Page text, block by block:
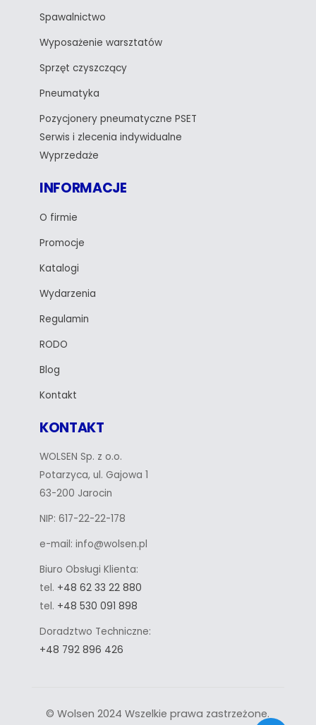
Spawalnictwo
Wyposażenie warsztatów
Sprzęt czyszczący
Pneumatyka
Pozycjonery pneumatyczne PSET
Serwis i zlecenia indywidualne
Wyprzedaże
INFORMACJE
O firmie
Promocje
Katalogi
Wydarzenia
Regulamin
RODO
Blog
Kontakt
KONTAKT
WOLSEN Sp. z o.o.
Potarzyca, ul. Gajowa 1
63-200 Jarocin
NIP: 617-22-22-178
e-mail: info@wolsen.pl
Biuro Obsługi Klienta:
tel. +48 62 33 22 880
tel. +48 530 091 898
Doradztwo Techniczne:
+48 792 896 426
© Wolsen 2024 Wszelkie prawa zastrzeżone.